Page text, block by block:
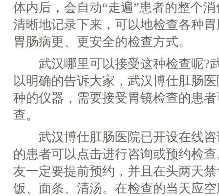
体内后，会自动“走遍”患者的整个
清晰地记录下来，可以地检查各种
胃肠病更、更安全的检查方式。
武汉哪里可以接受这种检查呢?
以明确的告诉大家，武汉博仕肛肠
种的仪器，需要接受胃镜检查的患
查。
武汉博仕肛肠医院已开设在线咨
的患者可以点击进行咨询或预约检
友一定要提前预约，并且在头两天
饭、面条、清汤。在检查的当天应